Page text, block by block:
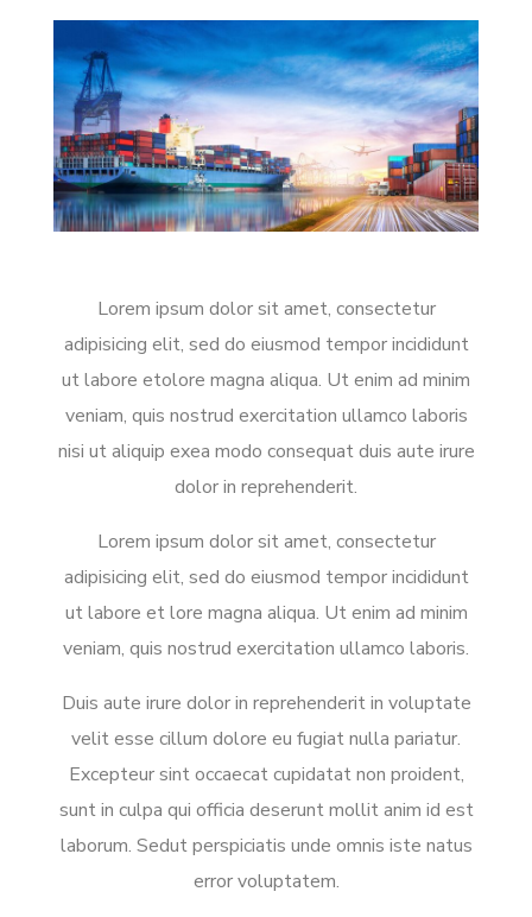
Lorem ipsum dolor sit amet, consectetur
adipisicing elit, sed do eiusmod tempor incididunt
ut labore etolore magna aliqua. Ut enim ad minim
veniam, quis nostrud exercitation ullamco laboris
nisi ut aliquip exea modo consequat duis aute irure
dolor in reprehenderit.
Lorem ipsum dolor sit amet, consectetur
adipisicing elit, sed do eiusmod tempor incididunt
ut labore et lore magna aliqua. Ut enim ad minim
veniam, quis nostrud exercitation ullamco laboris.
Duis aute irure dolor in reprehenderit in voluptate
velit esse cillum dolore eu fugiat nulla pariatur.
Excepteur sint occaecat cupidatat non proident,
sunt in culpa qui officia deserunt mollit anim id est
laborum. Sedut perspiciatis unde omnis iste natus
error voluptatem.